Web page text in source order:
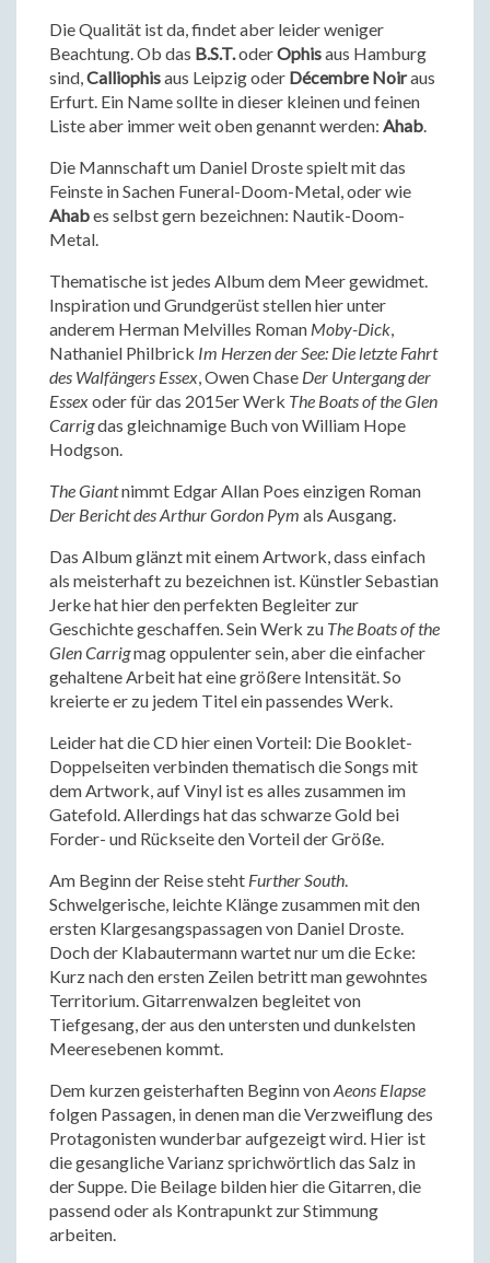
Die Qualität ist da, findet aber leider weniger
Beachtung. Ob das B.S.T.oderOphisaus Hamburg
sind,Calliophisaus Leipzig oder Décembre Noiraus
Erfurt. Ein Name sollte in dieser kleinen und feinen
Liste aber immer weit oben genannt werden: Ahab.
Die Mannschaft um Daniel Droste spielt mit das
Feinste in Sachen Funeral-Doom-Metal, oder wie
Ahabes selbst gern bezeichnen: Nautik-Doom-
Metal.
Thematische ist jedes Album dem Meer gewidmet.
Inspiration und Grundgerüst stellen hier unter
anderem Herman Melvilles Roman Moby-Dick,
Nathaniel Philbrick Im Herzen der See: Die letzte Fahrt
des Walfängers Essex, Owen Chase Der Untergang der
Essexoder für das 2015er Werk The Boats of the Glen
Carrigdas gleichnamige Buch von William Hope
Hodgson.
The Giantnimmt Edgar Allan Poes einzigen Roman
Der Bericht des Arthur Gordon Pym als Ausgang.
Das Album glänzt mit einem Artwork, dass einfach
als meisterhaft zu bezeichnen ist. Künstler Sebastian
Jerke hat hier den perfekten Begleiter zur
Geschichte geschaffen. Sein Werk zu The Boats of the
Glen Carrigmag oppulenter sein, aber die einfacher
gehaltene Arbeit hat eine größere Intensität. So
kreierte er zu jedem Titel ein passendes Werk.
Leider hat die CD hier einen Vorteil: Die Booklet-
Doppelseiten verbinden thematisch die Songs mit
dem Artwork, auf Vinyl ist es alles zusammen im
Gatefold. Allerdings hat das schwarze Gold bei
Forder- und Rückseite den Vorteil der Größe.
Am Beginn der Reise steht Further South.
Schwelgerische, leichte Klänge zusammen mit den
ersten Klargesangspassagen von Daniel Droste.
Doch der Klabautermann wartet nur um die Ecke:
Kurz nach den ersten Zeilen betritt man gewohntes
Territorium. Gitarrenwalzen begleitet von
Tiefgesang, der aus den untersten und dunkelsten
Meeresebenen kommt.
Dem kurzen geisterhaften Beginn vonAeons Elapse
folgen Passagen, in denen man die Verzweiflung des
Protagonisten wunderbar aufgezeigt wird. Hier ist
die gesangliche Varianz sprichwörtlich das Salz in
der Suppe. Die Beilage bilden hier die Gitarren, die
passend oder als Kontrapunkt zur Stimmung
arbeiten.